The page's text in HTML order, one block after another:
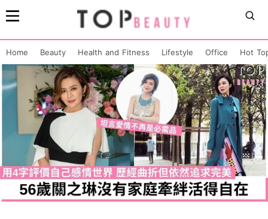
Home Beauty Health and Fitness Lifestyle Office Hot